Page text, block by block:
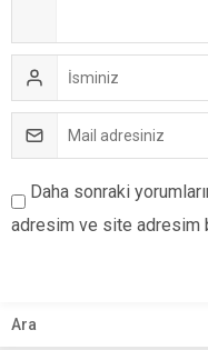
Daha sonraki
adresim ve site adresim